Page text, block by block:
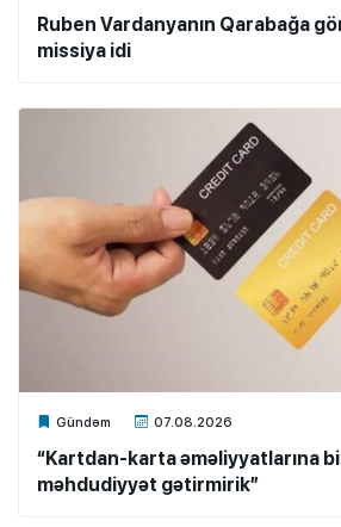
Ruben Vardanyanın Qarabağa
missiya idi
Gündəm 07.08.2026
Xalq.Online
“Kartdan-karta əməliyyatlarına
məhdudiyyət gətirmirik”